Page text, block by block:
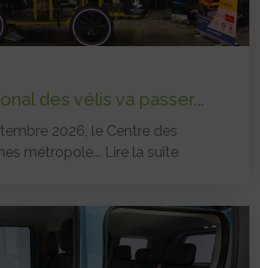
des vélis va passer...
2026, le Centre des
métropole... Lire la suite